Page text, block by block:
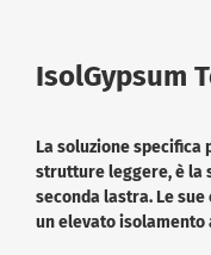
IsolGypsum
La soluzione
strutture leggere, è la
seconda lastra. Le
un elevato isolamento